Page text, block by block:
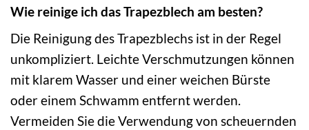
Wie reinige ich das Trapezblech am besten?
Die Reinigung des Trapezblechs ist in der Regel
unkompliziert. Leichte Verschmutzungen können
mit klarem Wasser und einer weichen Bürste
oder einem Schwamm entfernt werden.
Vermeiden Sie die Verwendung von scheuernden